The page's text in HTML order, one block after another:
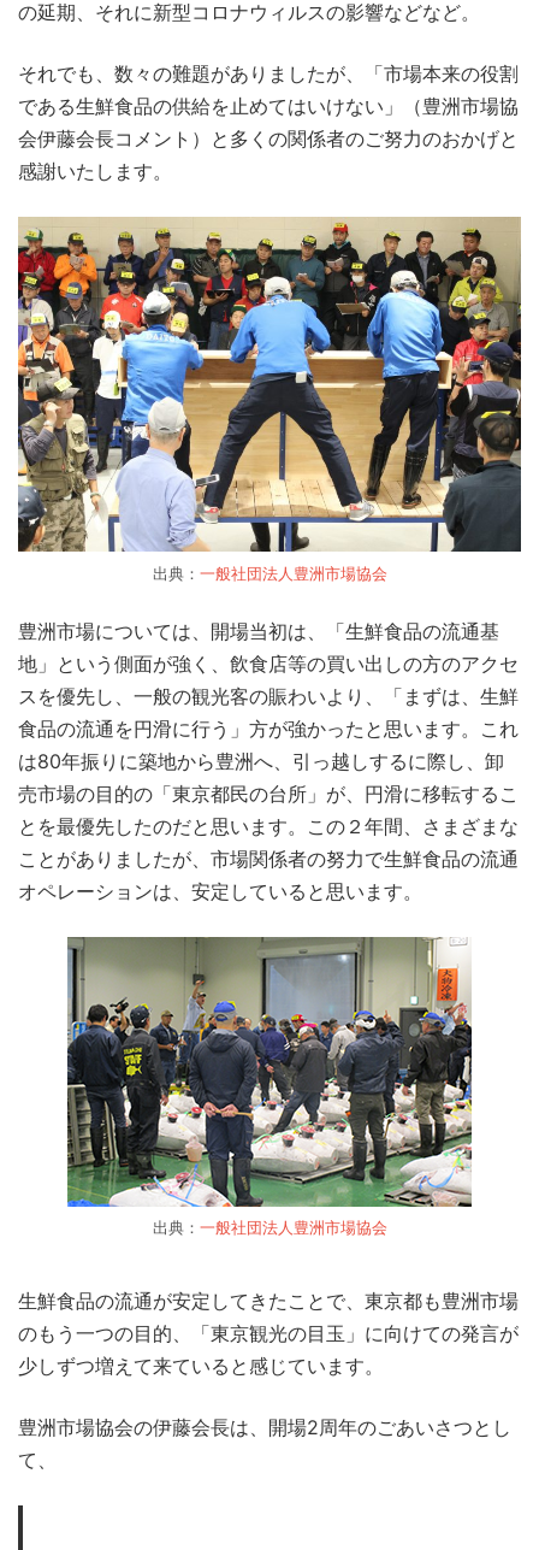
の延期、それに新型コロナウィルスの影響などなど。
それでも、数々の難題がありましたが、「市場本来の役割
である生鮮食品の供給を止めてはいけない」（豊洲市場協
会伊藤会長コメント）と多くの関係者のご努力のおかげと
感謝いたします。
出典： 一般社団法人豊洲市場協会
豊洲市場については、開場当初は、「生鮮食品の流通基
地」という側面が強く、飲食店等の買い出しの方のアクセ
スを優先し、一般の観光客の賑わいより、「まずは、生鮮
食品の流通を円滑に行う」方が強かったと思います。これ
は80年振りに築地から豊洲へ、引っ越しするに際し、卸
売市場の目的の「東京都民の台所」が、円滑に移転するこ
とを最優先したのだと思います。この２年間、さまざまな
ことがありましたが、市場関係者の努力で生鮮食品の流通
オペレーションは、安定していると思います。
出典： 一般社団法人豊洲市場協会
生鮮食品の流通が安定してきたことで、東京都も豊洲市場
のもう一つの目的、「東京観光の目玉」に向けての発言が
少しずつ増えて来ていると感じています。
豊洲市場協会の伊藤会長は、開場2周年のごあいさつとし
て、